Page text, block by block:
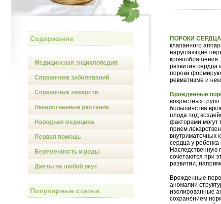
Содержание
Медицинская энциклопедия
Справочник заболеваний
Справочник лекарств
Лекарственные растения
Народная медицина
Первая помощь
Беременность и роды
Диеты на любой вкус
Популярные статьи
ПОРОКИ СЕРДЦА
клапанного
нарушающие
развития сердца
пороки
ревматизме и
Врожденные
возрастных
большинства
плода под
факторами могут
прием
внутриматочных
сердца у
Наследственную
сочетаются при
развитии,
Врожденные
аномалии
изолированные
сохранением